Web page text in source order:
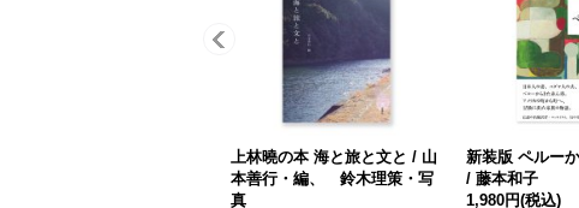
上林曉の本 海と旅と文と / 山
本善行・編、 鈴木理策・写
真
新装版 ペルー
/ 藤本和子
1,980円(税込)